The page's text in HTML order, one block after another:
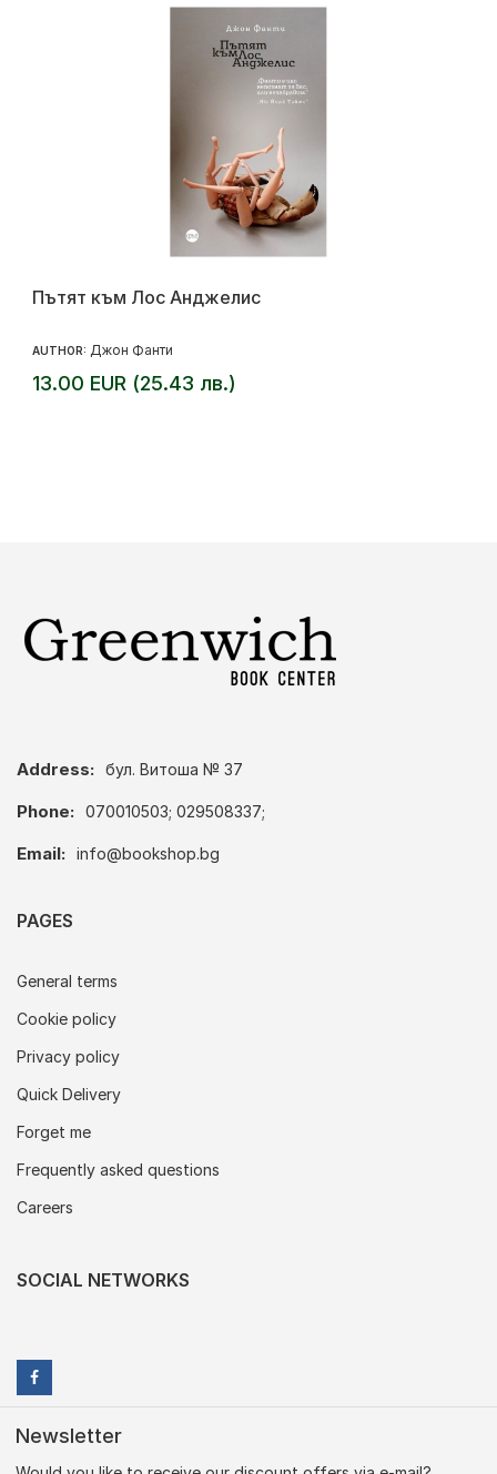
Пътят към Лос Анджелис
AUTHOR: Джон Фанти
13.00 EUR (25.43 лв.)
Address: бул. Витоша № 37
Phone: 070010503; 029508337;
Email: info@bookshop.bg
PAGES
General terms
Cookie policy
Privacy policy
Quick Delivery
Forget me
Frequently asked questions
Careers
SOCIAL NETWORKS
Newsletter